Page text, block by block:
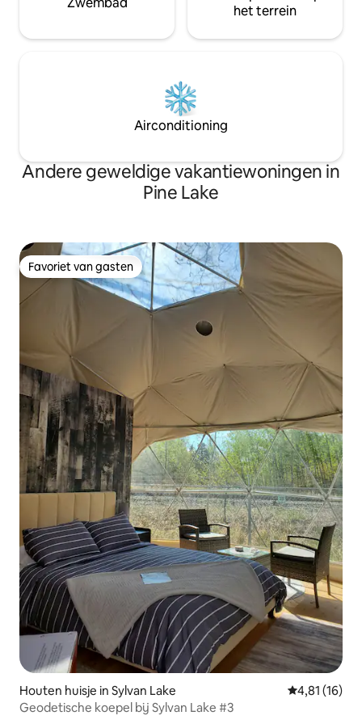
het terrein
Airconditioning
Andere geweldige vakantiewoningen in
Pine Lake
Favoriet van gasten
Favoriet van gasten
Houten huisje in Sylvan Lake Gemiddelde
4,81 (16)
Geodetische koepel bij Sylvan Lake #3